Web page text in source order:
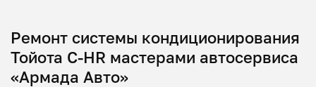
Ремонт системы кондиционирования
Тойота С-HR мастерами автосервиса
«Армада Авто»